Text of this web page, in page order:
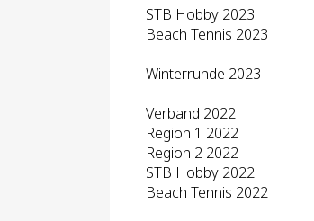
STB Hobby 2023
Beach Tennis 2023
Winterrunde 2023
Verband 2022
Region 1 2022
Region 2 2022
STB Hobby 2022
Beach Tennis 2022